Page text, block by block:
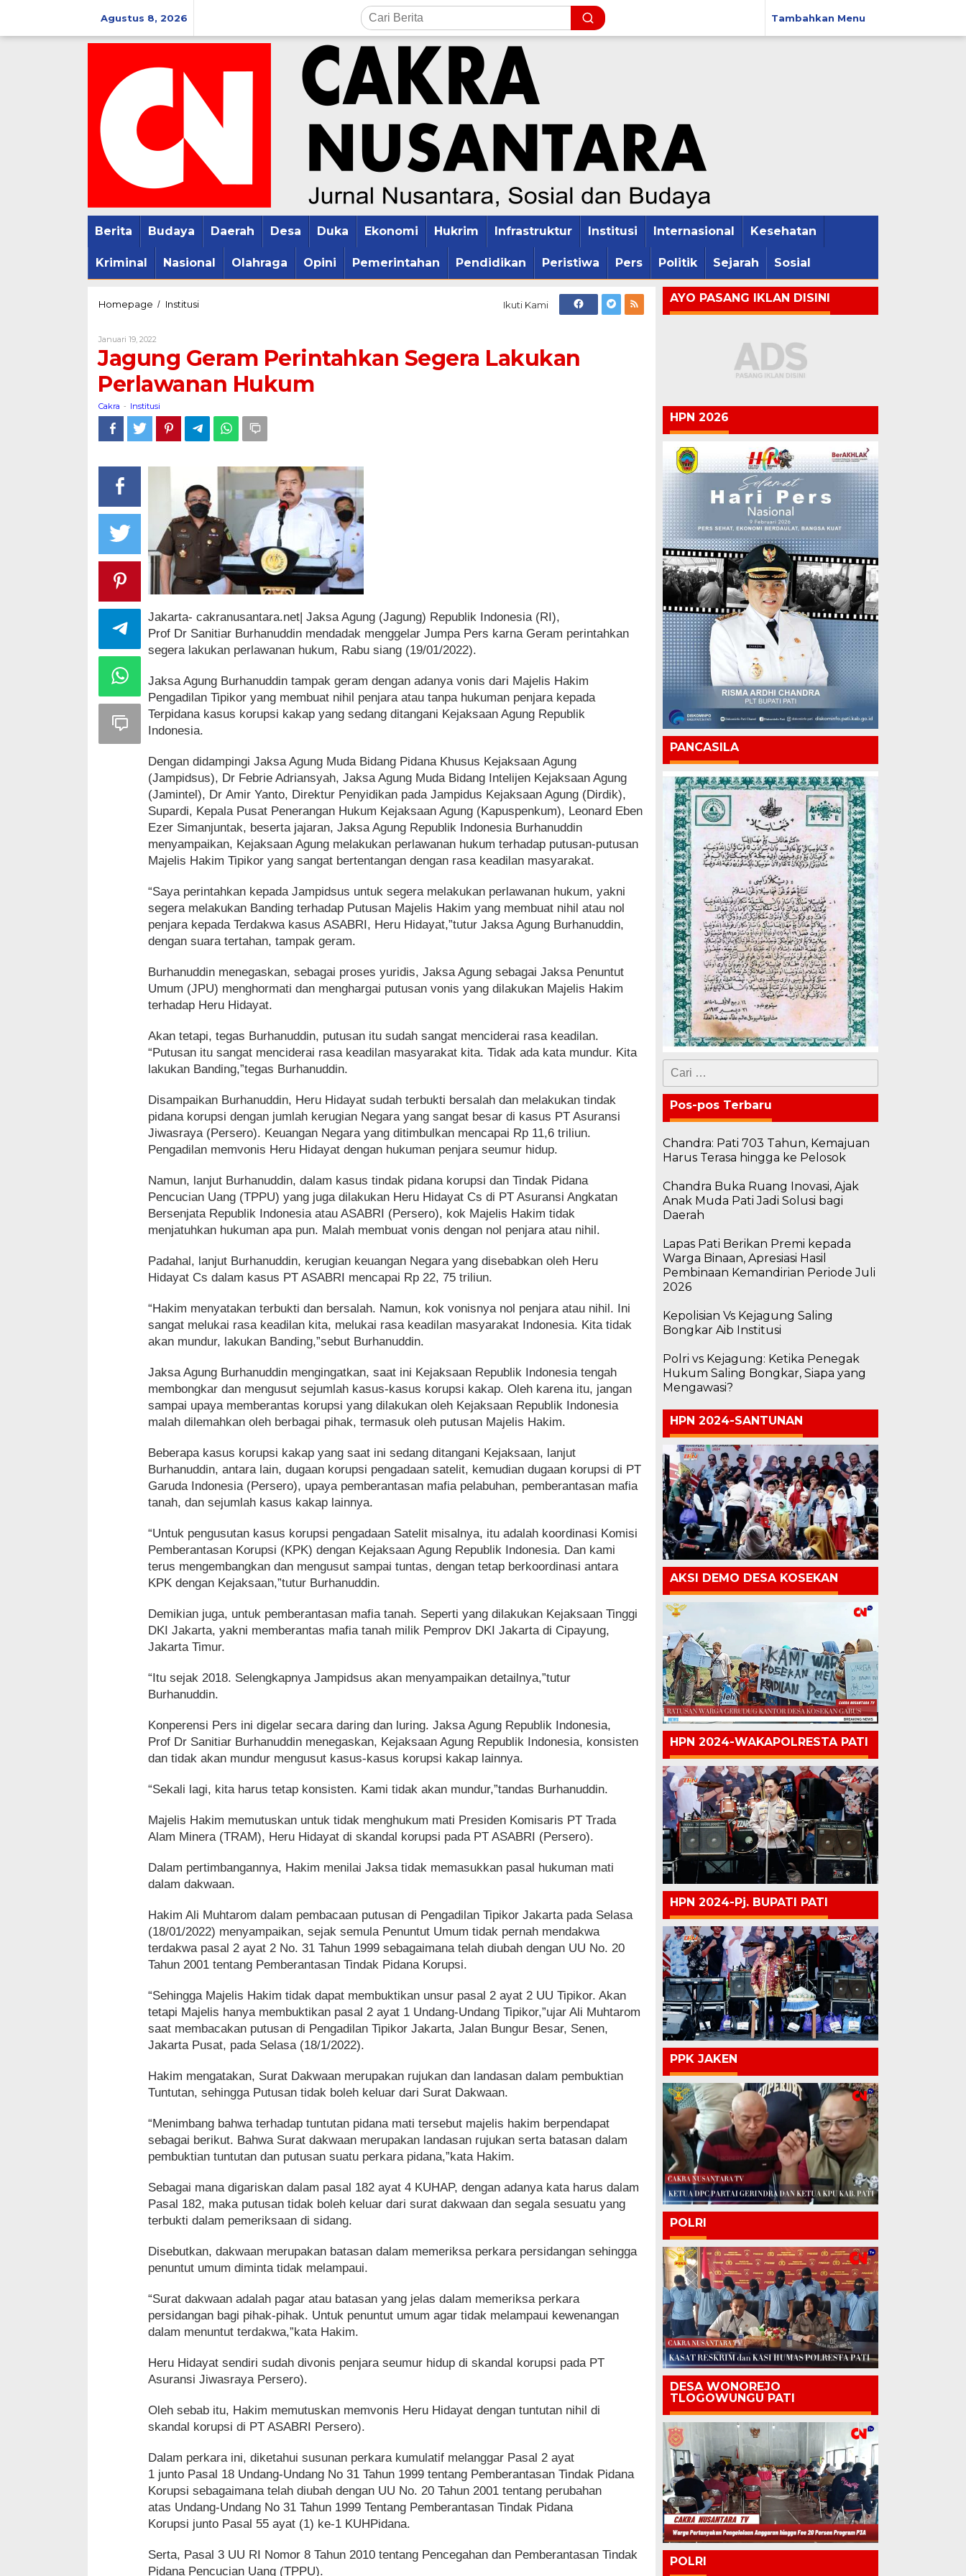
konten
Agustus 8, 2026 Tambahkan Menu
Berita Budaya Daerah Desa Duka Ekonomi Hukrim Infrastruktur Institusi Internasional Kesehatan
Kriminal Nasional Olahraga Opini Pemerintahan Pendidikan Peristiwa Pers Politik Sejarah Sosial
Homepage / InstitusiJagung
Lakukan
Perlawanan
Hukum
Ikuti Kami
Januari 19, 2022
Jagung Geram Perintahkan Segera Lakukan
Perlawanan Hukum
Cakra - Institusi
Jakarta- cakranusantara.net| Jaksa Agung (Jagung) Republik Indonesia (RI),
Prof Dr Sanitiar Burhanuddin mendadak menggelar Jumpa Pers karna Geram perintahkan
segera lakukan perlawanan hukum, Rabu siang (19/01/2022).
Jaksa Agung Burhanuddin tampak geram dengan adanya vonis dari Majelis Hakim
Pengadilan Tipikor yang membuat nihil penjara atau tanpa hukuman penjara kepada
Terpidana kasus korupsi kakap yang sedang ditangani Kejaksaan Agung Republik
Indonesia.
Dengan didampingi Jaksa Agung Muda Bidang Pidana Khusus Kejaksaan Agung
(Jampidsus), Dr Febrie Adriansyah, Jaksa Agung Muda Bidang Intelijen Kejaksaan Agung
(Jamintel), Dr Amir Yanto, Direktur Penyidikan pada Jampidus Kejaksaan Agung (Dirdik),
Supardi, Kepala Pusat Penerangan Hukum Kejaksaan Agung (Kapuspenkum), Leonard Eben
Ezer Simanjuntak, beserta jajaran, Jaksa Agung Republik Indonesia Burhanuddin
menyampaikan, Kejaksaan Agung melakukan perlawanan hukum terhadap putusan-putusan
Majelis Hakim Tipikor yang sangat bertentangan dengan rasa keadilan masyarakat.
“Saya perintahkan kepada Jampidsus untuk segera melakukan perlawanan hukum, yakni
segera melakukan Banding terhadap Putusan Majelis Hakim yang membuat nihil atau nol
penjara kepada Terdakwa kasus ASABRI, Heru Hidayat,”tutur Jaksa Agung Burhanuddin,
dengan suara tertahan, tampak geram.
Burhanuddin menegaskan, sebagai proses yuridis, Jaksa Agung sebagai Jaksa Penuntut
Umum (JPU) menghormati dan menghargai putusan vonis yang dilakukan Majelis Hakim
terhadap Heru Hidayat.
Akan tetapi, tegas Burhanuddin, putusan itu sudah sangat menciderai rasa keadilan.
“Putusan itu sangat menciderai rasa keadilan masyarakat kita. Tidak ada kata mundur. Kita
lakukan Banding,”tegas Burhanuddin.
Disampaikan Burhanuddin, Heru Hidayat sudah terbukti bersalah dan melakukan tindak
pidana korupsi dengan jumlah kerugian Negara yang sangat besar di kasus PT Asuransi
Jiwasraya (Persero). Keuangan Negara yang ditimbulkan mencapai Rp 11,6 triliun.
Pengadilan memvonis Heru Hidayat dengan hukuman penjara seumur hidup.
Namun, lanjut Burhanuddin, dalam kasus tindak pidana korupsi dan Tindak Pidana
Pencucian Uang (TPPU) yang juga dilakukan Heru Hidayat Cs di PT Asuransi Angkatan
Bersenjata Republik Indonesia atau ASABRI (Persero), kok Majelis Hakim tidak
menjatuhkan hukuman apa pun. Malah membuat vonis dengan nol penjara atau nihil.
Padahal, lanjut Burhanuddin, kerugian keuangan Negara yang disebabkan oleh Heru
Hidayat Cs dalam kasus PT ASABRI mencapai Rp 22, 75 triliun.
“Hakim menyatakan terbukti dan bersalah. Namun, kok vonisnya nol penjara atau nihil. Ini
sangat melukai rasa keadilan kita, melukai rasa keadilan masyarakat Indonesia. Kita tidak
akan mundur, lakukan Banding,”sebut Burhanuddin.
Jaksa Agung Burhanuddin mengingatkan, saat ini Kejaksaan Republik Indonesia tengah
membongkar dan mengusut sejumlah kasus-kasus korupsi kakap. Oleh karena itu, jangan
sampai upaya memberantas korupsi yang dilakukan oleh Kejaksaan Republik Indonesia
malah dilemahkan oleh berbagai pihak, termasuk oleh putusan Majelis Hakim.
Beberapa kasus korupsi kakap yang saat ini sedang ditangani Kejaksaan, lanjut
Burhanuddin, antara lain, dugaan korupsi pengadaan satelit, kemudian dugaan korupsi di PT
Garuda Indonesia (Persero), upaya pemberantasan mafia pelabuhan, pemberantasan mafia
tanah, dan sejumlah kasus kakap lainnya.
“Untuk pengusutan kasus korupsi pengadaan Satelit misalnya, itu adalah koordinasi Komisi
Pemberantasan Korupsi (KPK) dengan Kejaksaan Agung Republik Indonesia. Dan kami
terus mengembangkan dan mengusut sampai tuntas, dengan tetap berkoordinasi antara
KPK dengan Kejaksaan,”tutur Burhanuddin.
Demikian juga, untuk pemberantasan mafia tanah. Seperti yang dilakukan Kejaksaan Tinggi
DKI Jakarta, yakni memberantas mafia tanah milik Pemprov DKI Jakarta di Cipayung,
Jakarta Timur.
“Itu sejak 2018. Selengkapnya Jampidsus akan menyampaikan detailnya,”tutur
Burhanuddin.
Konperensi Pers ini digelar secara daring dan luring. Jaksa Agung Republik Indonesia,
Prof Dr Sanitiar Burhanuddin menegaskan, Kejaksaan Agung Republik Indonesia, konsisten
dan tidak akan mundur mengusut kasus-kasus korupsi kakap lainnya.
“Sekali lagi, kita harus tetap konsisten. Kami tidak akan mundur,”tandas Burhanuddin.
Majelis Hakim memutuskan untuk tidak menghukum mati Presiden Komisaris PT Trada
Alam Minera (TRAM), Heru Hidayat di skandal korupsi pada PT ASABRI (Persero).
Dalam pertimbangannya, Hakim menilai Jaksa tidak memasukkan pasal hukuman mati
dalam dakwaan.
Hakim Ali Muhtarom dalam pembacaan putusan di Pengadilan Tipikor Jakarta pada Selasa
(18/01/2022) menyampaikan, sejak semula Penuntut Umum tidak pernah mendakwa
terdakwa pasal 2 ayat 2 No. 31 Tahun 1999 sebagaimana telah diubah dengan UU No. 20
Tahun 2001 tentang Pemberantasan Tindak Pidana Korupsi.
“Sehingga Majelis Hakim tidak dapat membuktikan unsur pasal 2 ayat 2 UU Tipikor. Akan
tetapi Majelis hanya membuktikan pasal 2 ayat 1 Undang-Undang Tipikor,”ujar Ali Muhtarom
saat membacakan putusan di Pengadilan Tipikor Jakarta, Jalan Bungur Besar, Senen,
Jakarta Pusat, pada Selasa (18/1/2022).
Hakim mengatakan, Surat Dakwaan merupakan rujukan dan landasan dalam pembuktian
Tuntutan, sehingga Putusan tidak boleh keluar dari Surat Dakwaan.
“Menimbang bahwa terhadap tuntutan pidana mati tersebut majelis hakim berpendapat
sebagai berikut. Bahwa Surat dakwaan merupakan landasan rujukan serta batasan dalam
pembuktian tuntutan dan putusan suatu perkara pidana,”kata Hakim.
Sebagai mana digariskan dalam pasal 182 ayat 4 KUHAP, dengan adanya kata harus dalam
Pasal 182, maka putusan tidak boleh keluar dari surat dakwaan dan segala sesuatu yang
terbukti dalam pemeriksaan di sidang.
Disebutkan, dakwaan merupakan batasan dalam memeriksa perkara persidangan sehingga
penuntut umum diminta tidak melampaui.
“Surat dakwaan adalah pagar atau batasan yang jelas dalam memeriksa perkara
persidangan bagi pihak-pihak. Untuk penuntut umum agar tidak melampaui kewenangan
dalam menuntut terdakwa,”kata Hakim.
Heru Hidayat sendiri sudah divonis penjara seumur hidup di skandal korupsi pada PT
Asuransi Jiwasraya Persero).
Oleh sebab itu, Hakim memutuskan memvonis Heru Hidayat dengan tuntutan nihil di
skandal korupsi di PT ASABRI Persero).
Dalam perkara ini, diketahui susunan perkara kumulatif melanggar Pasal 2 ayat
1 junto Pasal 18 Undang-Undang No 31 Tahun 1999 tentang Pemberantasan Tindak Pidana
Korupsi sebagaimana telah diubah dengan UU No. 20 Tahun 2001 tentang perubahan
atas Undang-Undang No 31 Tahun 1999 Tentang Pemberantasan Tindak Pidana
Korupsi junto Pasal 55 ayat (1) ke-1 KUHPidana.
Serta, Pasal 3 UU RI Nomor 8 Tahun 2010 tentang Pencegahan dan Pemberantasan Tindak
Pidana Pencucian Uang (TPPU).
AYO PASANG IKLAN DISINI
HPN 2026
PANCASILA
Cari
untuk:
Pos-pos Terbaru
Chandra: Pati 703 Tahun, Kemajuan
Harus Terasa hingga ke Pelosok
Chandra Buka Ruang Inovasi, Ajak
Anak Muda Pati Jadi Solusi bagi
Daerah
Lapas Pati Berikan Premi kepada
Warga Binaan, Apresiasi Hasil
Pembinaan Kemandirian Periode Juli
2026
Kepolisian Vs Kejagung Saling
Bongkar Aib Institusi
Polri vs Kejagung: Ketika Penegak
Hukum Saling Bongkar, Siapa yang
Mengawasi?
HPN 2024-SANTUNAN
AKSI DEMO DESA KOSEKAN
HPN 2024-WAKAPOLRESTA PATI
HPN 2024-Pj. BUPATI PATI
PPK JAKEN
POLRI
DESA WONOREJO
TLOGOWUNGU PATI
POLRI